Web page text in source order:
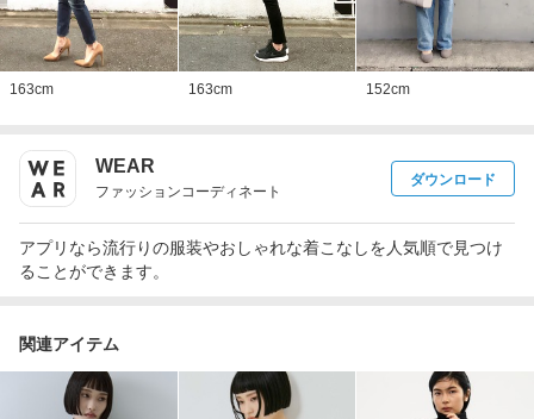
163cm 163cm 152cm
WEAR
ファッションコーディネート
ダウンロード
アプリなら流行りの服装やおしゃれな着こなしを人気順で見つけ
ることができます。
関連アイテム